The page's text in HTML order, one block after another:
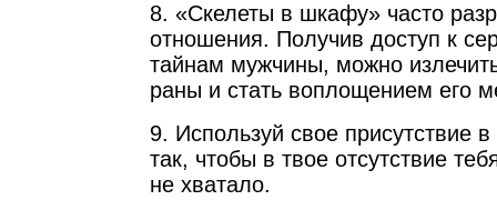
8. «Скелеты в шкафу» часто
отношения. Получив доступ к
тайнам мужчины, можно
раны и стать воплощением его
9. Используй свое присутствие
так, чтобы в твое отсутствие
не хватало.